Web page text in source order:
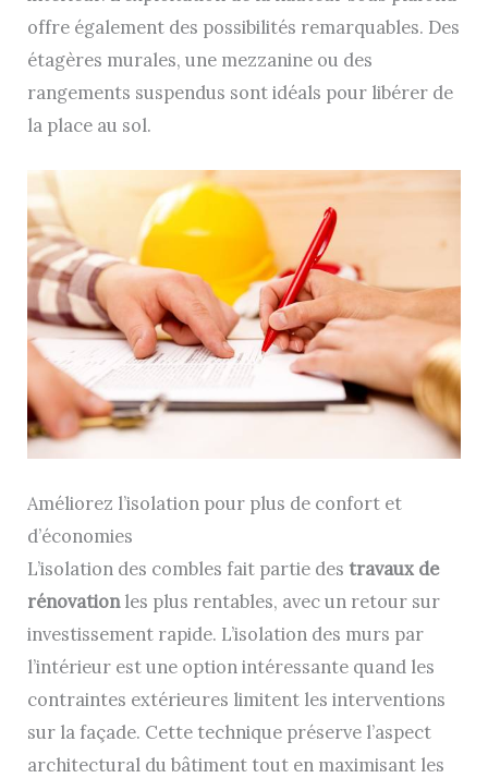
offre également des possibilités remarquables. Des
étagères murales, une mezzanine ou des
rangements suspendus sont idéals pour libérer de
la place au sol.
Améliorez l’isolation pour plus de confort et
d’économies
L’isolation des combles fait partie destravaux de
rénovationles plus rentables, avec un retour sur
investissement rapide. L’isolation des murs par
l’intérieur est une option intéressante quand les
contraintes extérieures limitent les interventions
sur la façade. Cette technique préserve l’aspect
architectural du bâtiment tout en maximisant les